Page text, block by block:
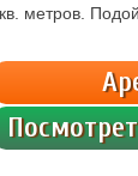
метров.
в